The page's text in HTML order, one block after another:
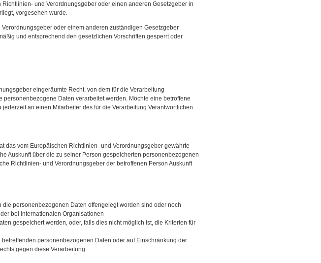
und Verordnungsgeber oder einen anderen Gesetzgeber in
vorgesehen wurde.
oder einem anderen zuständigen Gesetzgeber
und entsprechend den gesetzlichen Vorschriften gesperrt oder
eingeräumte Recht, von dem für die Verarbeitung
Daten verarbeitet werden. Möchte eine betroffene
an einen Mitarbeiter des für die Verarbeitung Verantwortlichen
das vom Europäischen Richtlinien- und Verordnungsgeber gewährte
Auskunft über die zu seiner Person gespeicherten personenbezogenen
Richtlinien- und Verordnungsgeber der betroffenen Person Auskunft
personenbezogenen Daten offengelegt worden sind oder noch
bei internationalen Organisationen
gespeichert werden, oder, falls dies nicht möglich ist, die Kriterien für
personenbezogenen Daten oder auf Einschränkung der
gegen diese Verarbeitung